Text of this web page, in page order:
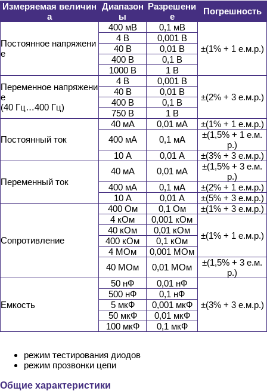
Измеряемая величин
а
Диапазон
ы
Разрешени
е
Погрешность
Постоянное напряжени
е
400 мВ 0,1 мВ
±(1% + 1 е.м.р.)
4 В
0,001 В
40 В
0,01 В
400 В
0,1 В
1000 В
1 В
Переменное напряжени
е
(40 Гц…400 Гц)
4 В
0,001 В
±(2% + 3 е.м.р.)
40 В
0,01 В
400 В
0,1 В
750 В
1 В
Постоянный ток
40 мА 0,01 мА
±(1% + 1 е.м.р.)
400 мА
0,1 мА
±(1,5% + 1 е.м.
р.)
10 А
0,01 А ±(3% + 3 е.м.р.)
Переменный ток
40 мА 0,01 мА
±(1,5% + 3 е.м.
р.)
400 мА
0,1 мА
±(2% + 1 е.м.р.)
10 А
0,01 А ±(5% + 3 е.м.р.)
Сопротивление
400 Ом 0,1 Ом
±(1% + 3 е.м.р.)
4 кОм
0,001 кОм
±(1% + 1 е.м.р.)
40 кОм
0,01 кОм
400 кОм
0,1 кОм
4 МОм
0,001 МОм
40 МОм
0,01 МОм
±(1,5% + 3 е.м.
р.)
Емкость
50 нФ 0,01 нФ
±(3% + 3 е.м.р.)
500 нФ
0,1 нФ
5 мкФ
0,001 мкФ
50 мкФ
0,01 мкФ
100 мкФ
0,1 мкФ
режим тестирования диодов
режим прозвонки цепи
Общие характеристики